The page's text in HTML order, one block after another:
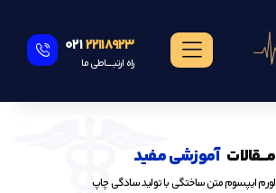
02122118923
راه ارتبــــــاطی ما
مـــقالات آموزشی مفید
لورم ایپسوم متن ساختگی با تولید سادگی چاپ